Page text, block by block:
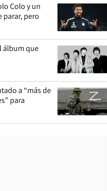
Colo y un
parar, pero
álbum que
a “más de
para